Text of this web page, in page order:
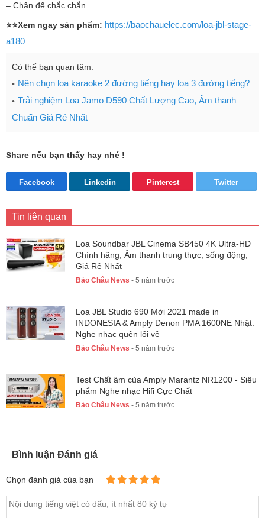
– Chân đế chắc chắn
⭐⭐Xem ngay sản phẩm: https://baochauelec.com/loa-jbl-stage-
a180
Có thể bạn quan tâm:
Nên chọn loa karaoke 2 đường tiếng hay loa 3 đường tiếng?
Trải nghiệm Loa Jamo D590 Chất Lượng Cao, Âm thanh
Chuẩn Giá Rẻ Nhất
Share nếu bạn thấy hay nhé !
Facebook Linkedin Pinterest Twitter
Tin liên quan
Loa Soundbar JBL Cinema SB450 4K Ultra-HD
Chính hãng, Âm thanh trung thực, sống động,
Giá Rẻ Nhất
Bảo Châu News - 5 năm trước
Loa JBL Studio 690 Mới 2021 made in
INDONESIA & Amply Denon PMA 1600NE Nhật:
Nghe nhạc quên lối về
Bảo Châu News - 5 năm trước
Test Chất âm của Amply Marantz NR1200 - Siêu
phẩm Nghe nhạc Hifi Cực Chất
Bảo Châu News - 5 năm trước
Bình luận Đánh giá
Chọn đánh giá của bạn